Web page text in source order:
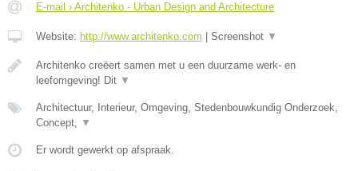
E-mail › Architenko - Urban Design and Architecture
Website: http://www.architenko.com Screenshot ▼
Architenko creëert samen met u een duurzame werk- en
leefomgeving! Dit ▼
Architectuur, Interieur, Omgeving, Stedenbouwkundig Onderzoek,
Concept, ▼
Er wordt gewerkt op afspraak.